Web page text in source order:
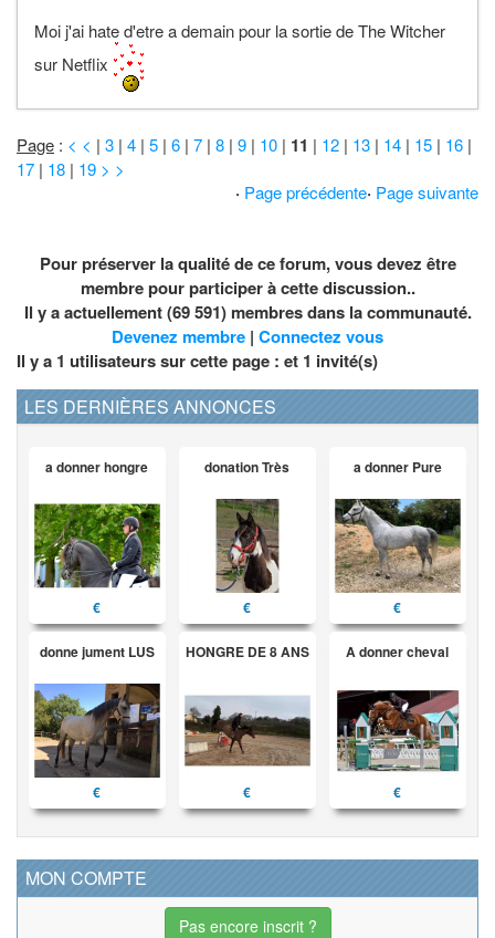
Moi j'ai hate d'etre a demain pour la sortie de The Witcher
sur Netflix
Page : < < | 3 | 4 | 5 | 6 | 7 | 8 | 9 | 10 | 11 | 12 | 13 | 14 | 15 | 16 |
17 | 18 | 19 > >
· Page précédente· Page suivante
Pour préserver la qualité de ce forum, vous devez être
membre pour participer à cette discussion..
Il y a actuellement (69 591) membres dans la communauté.
Devenez membre | Connectez vous
Il y a 1 utilisateurs sur cette page : et 1 invité(s)
LES DERNIÈRES ANNONCES
a donner hongre
€
donation Très
€
a donner Pure
€
donne jument LUS
€
HONGRE DE 8 ANS
€
A donner cheval
€
MON COMPTE
Pas encore inscrit ?